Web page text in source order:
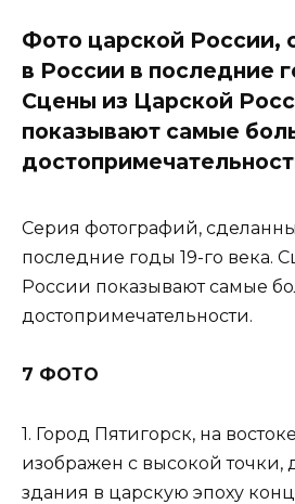
Фото царской России,
в России в последние
Сцены из Царской
показывают самые
Серия фотографий,
последние годы 19-го века.
России показывают самые
достопримечательности.
7 ФОТО
1. Город Пятигорск, на
изображен с высокой точки,
здания в царскую эпоху